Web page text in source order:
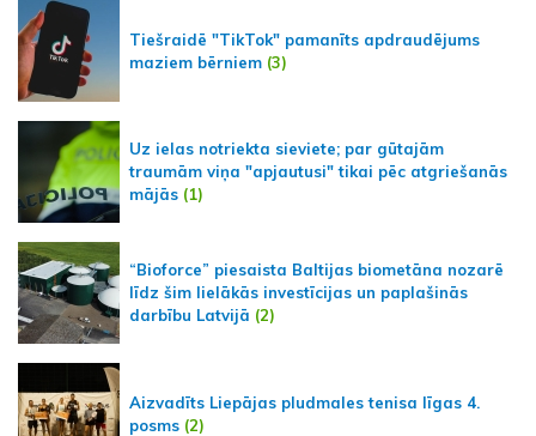
Tiešraidē "TikTok" pamanīts apdraudējums
maziem bērniem (3)
Uz ielas notriekta sieviete; par gūtajām
traumām viņa "apjautusi" tikai pēc atgriešanās
mājās (1)
“Bioforce” piesaista Baltijas biometāna nozarē
līdz šim lielākās investīcijas un paplašinās
darbību Latvijā (2)
Aizvadīts Liepājas pludmales tenisa līgas 4.
posms (2)